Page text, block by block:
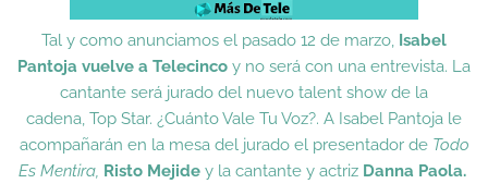
Tal y como anunciamos el pasado 12 de marzo, Isabel
Pantoja vuelve a Telecinco y no será con una entrevista. La
cantante será jurado del nuevo talent show de la
cadena, Top Star. ¿Cuánto Vale Tu Voz?. A Isabel Pantoja le
acompañarán en la mesa del jurado el presentador de Todo
Es Mentira, Risto Mejide y la cantante y actriz Danna Paola.